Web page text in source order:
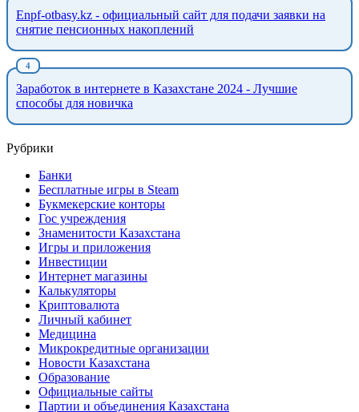
Enpf-otbasy.kz - официальный сайт для подачи заявки на
снятие пенсионных накоплений
Заработок в интернете в Казахстане 2024 - Лучшие
способы для новичка
Рубрики
Банки
Бесплатные игры в Steam
Букмекерские конторы
Гос учреждения
Знаменитости Казахстана
Игры и приложения
Инвестиции
Интернет магазины
Калькуляторы
Криптовалюта
Личный кабинет
Медицина
Микрокредитные организации
Новости Казахстана
Образование
Официальные сайты
Партии и объединения Казахстана